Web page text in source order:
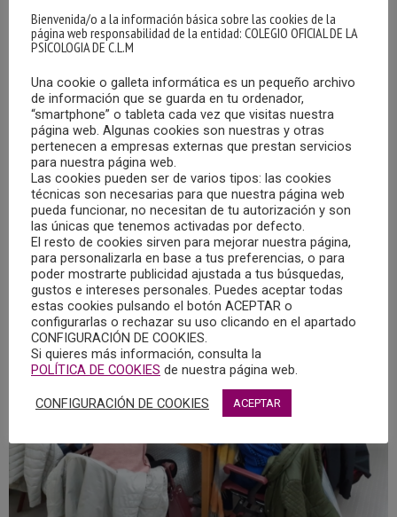
La sesión se inició con el autoanálisis de de los
participantes, que tuvieron la oportunidad de evaluarse
para conocer su propio estilo de enfrentamiento ante los
conflictos. A continuación entre ponente y participantes
se construyó una idea definitoria acerca de lo que es un
conflicto para después escuchar algunas pinceladas
acerca de los diferentes tipos de conflicto, el papel de la
resolución de conflictos, como una herramienta más de
las habilidades sociales y como una pieza fundamental de
la Inteligencia emocional.
Bienvenida/o a la información básica sobre las cookies de la
página web responsabilidad de la entidad: COLEGIO OFICIAL DE LA
PSICOLOGIA DE C.L.M
Una cookie o galleta informática es un pequeño archivo
de información que se guarda en tu ordenador,
“smartphone” o tableta cada vez que visitas nuestra
página web. Algunas cookies son nuestras y otras
pertenecen a empresas externas que prestan servicios
para nuestra página web.
Las cookies pueden ser de varios tipos: las cookies
técnicas son necesarias para que nuestra página web
pueda funcionar, no necesitan de tu autorización y son
las únicas que tenemos activadas por defecto.
El resto de cookies sirven para mejorar nuestra página,
para personalizarla en base a tus preferencias, o para
poder mostrarte publicidad ajustada a tus búsquedas,
gustos e intereses personales. Puedes aceptar todas
estas cookies pulsando el botón ACEPTAR o
configurarlas o rechazar su uso clicando en el apartado
CONFIGURACIÓN DE COOKIES.
Si quieres más información, consulta la
POLÍTICA DE COOKIES de nuestra página web.
CONFIGURACIÓN DE COOKIES ACEPTAR